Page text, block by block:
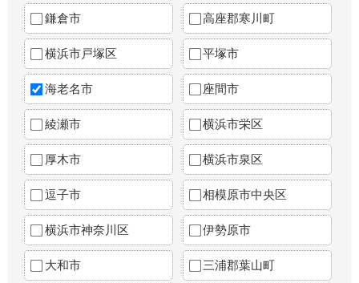
鎌倉市 高座郡寒川町
横浜市戸塚区 平塚市
海老名市 座間市
綾瀬市 横浜市栄区
厚木市 横浜市泉区
逗子市 相模原市中央区
横浜市神奈川区 伊勢原市
大和市 三浦郡葉山町